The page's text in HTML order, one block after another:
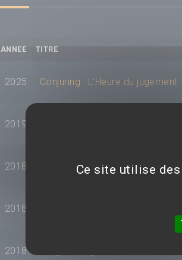
ANNEE TITRE
2025 Conjuring : L'Heure du jugement
2019
2018 Bohemian Rhapsody
2018
2018
Ce site utilise